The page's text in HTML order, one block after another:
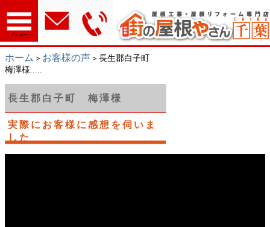
メニュー
ホーム ＞ お客様の声 ＞長生郡白子町
梅澤様.....
長生郡白子町 梅澤様
実際にお客様に感想を伺いま
した